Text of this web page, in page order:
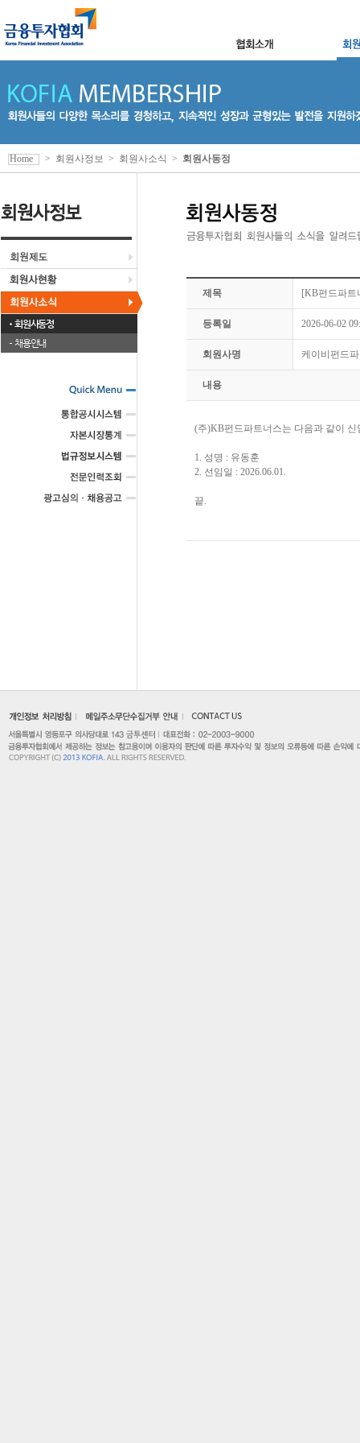
회원사동정
채용안내
Home > 회원사정보 > 회원사소식 > 회원사동정
제목 [KB펀드파트
등록일 2026-06-02
회원사명 케이비펀드
내용
(주)KB펀드파트너스는 다음과 같이
1. 성명 : 유동훈
2. 선임일 : 2026.06.01.
끝.